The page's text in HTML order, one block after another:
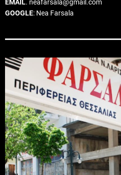
EMAIL. neafarsala@gmail.com
GOOGLE: Nea Farsala